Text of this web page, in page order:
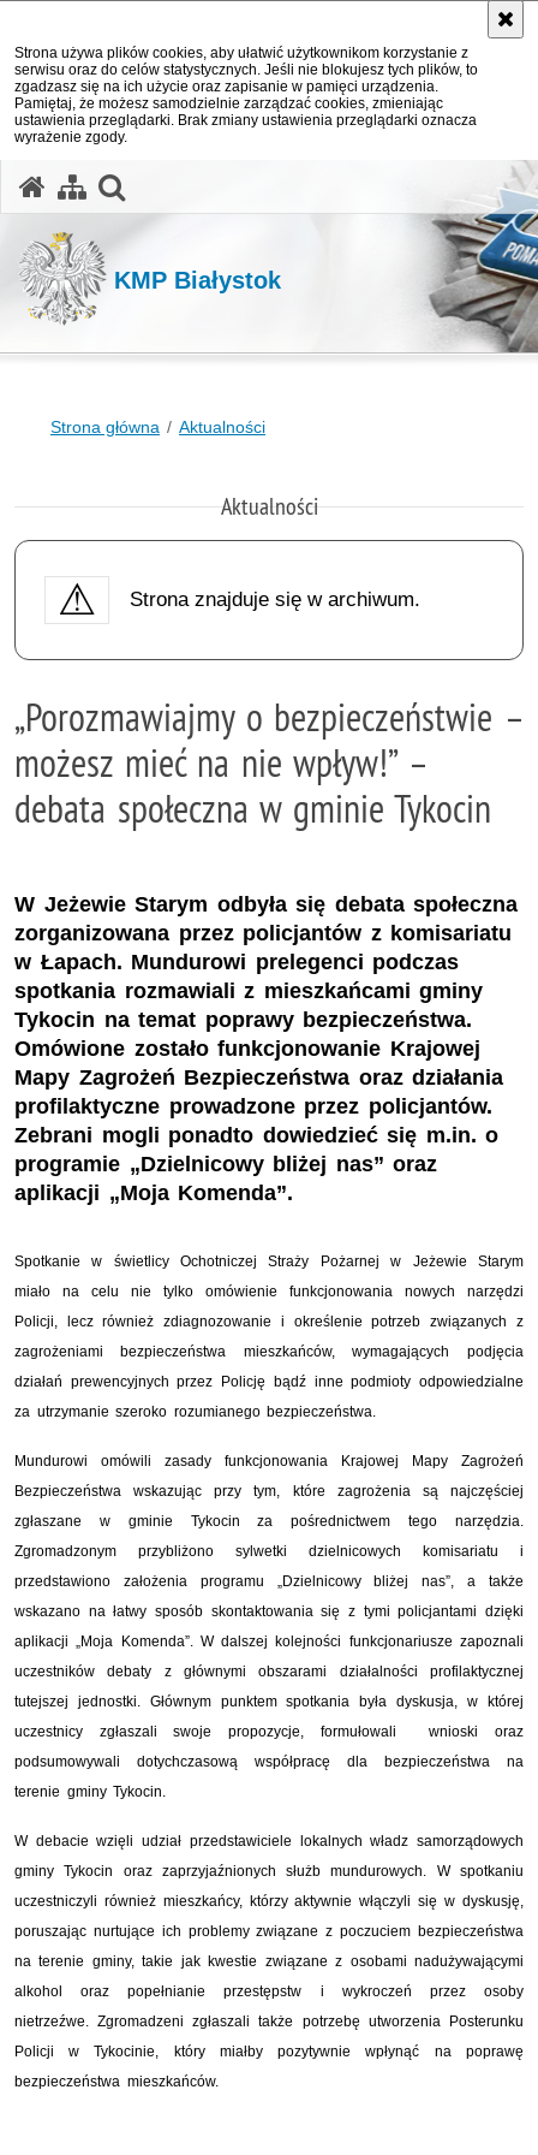
Strona używa plików cookies, aby ułatwić użytkownikom korzystanie z
serwisu oraz do celów statystycznych. Jeśli nie blokujesz tych plików, to
zgadzasz się na ich użycie oraz zapisanie w pamięci urządzenia.
Pamiętaj, że możesz samodzielnie zarządzać cookies, zmieniając
ustawienia przeglądarki. Brak zmiany ustawienia przeglądarki oznacza
wyrażenie zgody.
KMP Białystok
Strona główna Aktualności
Aktualności
Strona znajduje się w archiwum.
„Porozmawiajmy o bezpieczeństwie –
możesz mieć na nie wpływ!” –
debata społeczna w gminie Tykocin
W Jeżewie Starym odbyła się debata społeczna
zorganizowana przez policjantów z komisariatu
w Łapach. Mundurowi prelegenci podczas
spotkania rozmawiali z mieszkańcami gminy
Tykocin na temat poprawy bezpieczeństwa.
Omówione zostało funkcjonowanie Krajowej
Mapy Zagrożeń Bezpieczeństwa oraz działania
profilaktyczne prowadzone przez policjantów.
Zebrani mogli ponadto dowiedzieć się m.in. o
programie „Dzielnicowy bliżej nas” oraz
aplikacji „Moja Komenda”.
Spotkanie w świetlicy Ochotniczej Straży Pożarnej w Jeżewie Starym
miało na celu nie tylko omówienie funkcjonowania nowych narzędzi
Policji, lecz również zdiagnozowanie i określenie potrzeb związanych z
zagrożeniami bezpieczeństwa mieszkańców, wymagających podjęcia
działań prewencyjnych przez Policję bądź inne podmioty odpowiedzialne
za utrzymanie szeroko rozumianego bezpieczeństwa.
Mundurowi omówili zasady funkcjonowania Krajowej Mapy Zagrożeń
Bezpieczeństwa wskazując przy tym, które zagrożenia są najczęściej
zgłaszane w gminie Tykocin za pośrednictwem tego narzędzia.
Zgromadzonym przybliżono sylwetki dzielnicowych komisariatu i
przedstawiono założenia programu „Dzielnicowy bliżej nas”, a także
wskazano na łatwy sposób skontaktowania się z tymi policjantami dzięki
aplikacji „Moja Komenda”. W dalszej kolejności funkcjonariusze zapoznali
uczestników debaty z głównymi obszarami działalności profilaktycznej
tutejszej jednostki. Głównym punktem spotkania była dyskusja, w której
uczestnicy zgłaszali swoje propozycje, formułowali wnioski oraz
podsumowywali dotychczasową współpracę dla bezpieczeństwa na
terenie gminy Tykocin.
W debacie wzięli udział przedstawiciele lokalnych władz samorządowych
gminy Tykocin oraz zaprzyjaźnionych służb mundurowych. W spotkaniu
uczestniczyli również mieszkańcy, którzy aktywnie włączyli się w dyskusję,
poruszając nurtujące ich problemy związane z poczuciem bezpieczeństwa
na terenie gminy, takie jak kwestie związane z osobami nadużywającymi
alkohol oraz popełnianie przestępstw i wykroczeń przez osoby
nietrzeźwe. Zgromadzeni zgłaszali także potrzebę utworzenia Posterunku
Policji w Tykocinie, który miałby pozytywnie wpłynąć na poprawę
bezpieczeństwa mieszkańców.